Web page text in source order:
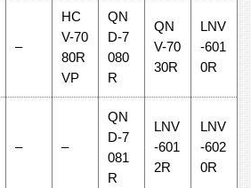
–
HC
V-70
80R
VP
QN
D-7
080
R
QN
V-70
30R
LNV
-601
0R
– –
QN
D-7
081
R
LNV
-601
2R
LNV
-602
0R